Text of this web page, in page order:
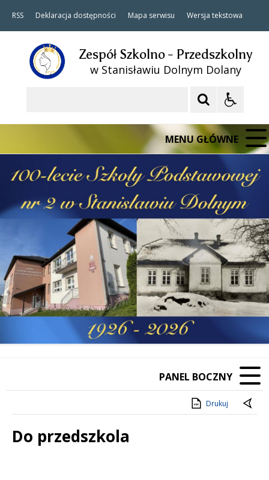
RSS Deklaracja dostępności Mapa serwisu Wersja tekstowa
Zespół Szkolno - Przedszkolny
w Stanisławiu Dolnym Dolany
MENU GŁÓWNE
PANEL BOCZNY
Drukuj
Do przedszkola